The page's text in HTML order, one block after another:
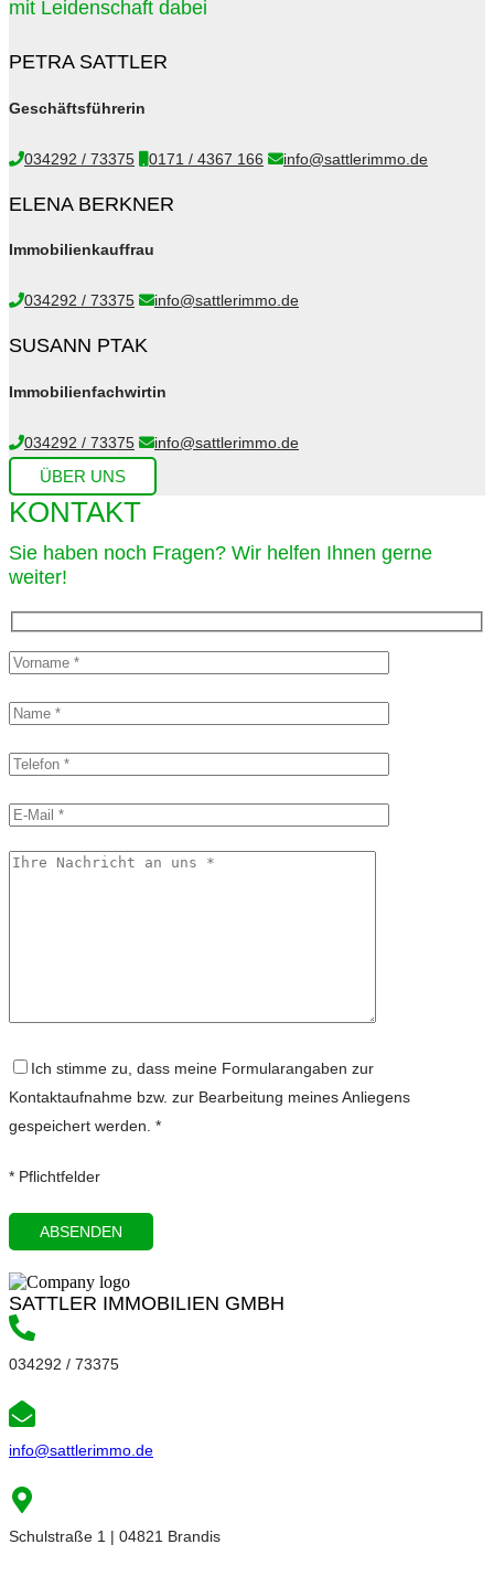
mit Leidenschaft dabei
PETRA SATTLER
Geschäftsführerin
034292 / 73375 0171 / 4367 166 info@sattlerimmo.de
ELENA BERKNER
Immobilienkauffrau
034292 / 73375 info@sattlerimmo.de
SUSANN PTAK
Immobilienfachwirtin
034292 / 73375 info@sattlerimmo.de
ÜBER UNS
KONTAKT
Sie haben noch Fragen? Wir helfen Ihnen gerne
weiter!​
Ich stimme zu, dass meine Formularangaben zur
Kontaktaufnahme bzw. zur Bearbeitung meines Anliegens
gespeichert werden. *
* Pflichtfelder
SATTLER IMMOBILIEN GMBH
034292 / 73375
info@sattlerimmo.de
Schulstraße 1 | 04821 Brandis